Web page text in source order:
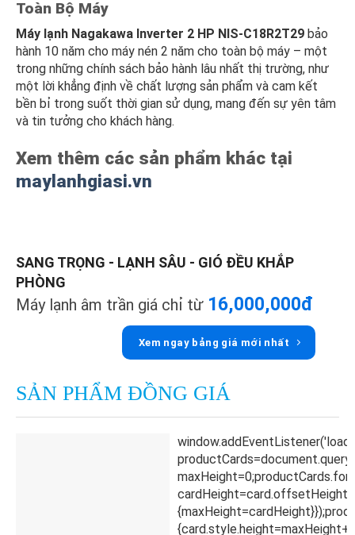
Toàn Bộ Máy
Máy lạnh Nagakawa Inverter 2 HP NIS-C18R2T29 bảo
hành 10 năm cho máy nén 2 năm cho toàn bộ máy – một
trong những chính sách bảo hành lâu nhất thị trường, như
một lời khẳng định về chất lượng sản phẩm và cam kết
bền bỉ trong suốt thời gian sử dụng, mang đến sự yên tâm
và tin tưởng cho khách hàng.
Xem thêm các sản phẩm khác tại
maylanhgiasi.vn
SANG TRỌNG - LẠNH SÂU - GIÓ ĐỀU KHẮP
PHÒNG
Máy lạnh âm trần giá chỉ từ 16,000,000đ
Xem ngay bảng giá mới nhất
SẢN PHẨM ĐỒNG GIÁ